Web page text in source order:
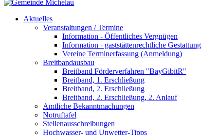
Aktuelles
Veranstaltungen / Termine
Information - Öffentliches Vergnügen
Information - gaststättenrechtliche Gestattung
Vereine Terminerfassung (Anmeldung)
Breitbandausbau
Breitband Förderverfahren "BayGibitR"
Breitband, 1. Erschließung
Breitband, 2. Erschließung
Breitband, 2. Erschließung, 2. Anlauf
Amtliche Bekanntmachungen
Notruftafel
Stellenausschreibungen
Hochwasser- und Unwetter-Tipps